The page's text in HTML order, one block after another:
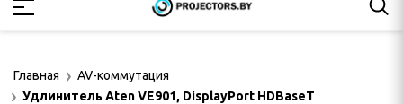
Главная
AV-коммутация
Удлинитель Aten VE901, DisplayPort HDBaseT